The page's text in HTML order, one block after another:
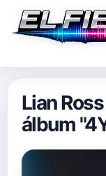
Lian
álbum